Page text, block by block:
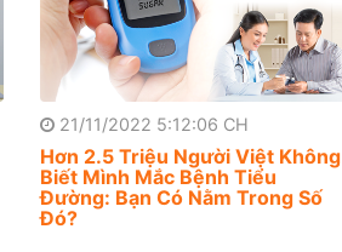
21/11/2022 5:12:06 CH
Hơn 2.5 Triệu Người Việt Không
Biết Mình Mắc Bệnh Tiểu
Đường: Bạn Có Nằm Trong Số
Đó?